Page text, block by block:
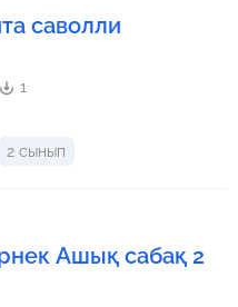
саволли
1
2 сынып
Ашық сабақ 2